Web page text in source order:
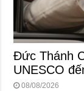
Đức Thánh
UNESCO
08/08/2026